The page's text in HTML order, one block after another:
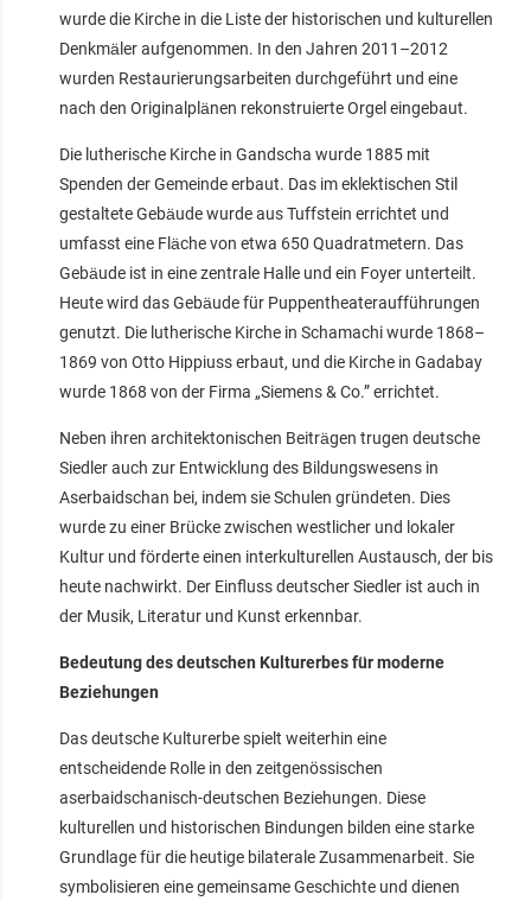
wurde die Kirche in die Liste der historischen und kulturellen
Denkmäler aufgenommen. In den Jahren 2011–2012
wurden Restaurierungsarbeiten durchgeführt und eine
nach den Originalplänen rekonstruierte Orgel eingebaut.
Die lutherische Kirche in Gandscha wurde 1885 mit
Spenden der Gemeinde erbaut. Das im eklektischen Stil
gestaltete Gebäude wurde aus Tuffstein errichtet und
umfasst eine Fläche von etwa 650 Quadratmetern. Das
Gebäude ist in eine zentrale Halle und ein Foyer unterteilt.
Heute wird das Gebäude für Puppentheateraufführungen
genutzt. Die lutherische Kirche in Schamachi wurde 1868–
1869 von Otto Hippiuss erbaut, und die Kirche in Gadabay
wurde 1868 von der Firma „Siemens & Co.” errichtet.
Neben ihren architektonischen Beiträgen trugen deutsche
Siedler auch zur Entwicklung des Bildungswesens in
Aserbaidschan bei, indem sie Schulen gründeten. Dies
wurde zu einer Brücke zwischen westlicher und lokaler
Kultur und förderte einen interkulturellen Austausch, der bis
heute nachwirkt. Der Einfluss deutscher Siedler ist auch in
der Musik, Literatur und Kunst erkennbar.
Bedeutung des deutschen Kulturerbes für moderne
Beziehungen
Das deutsche Kulturerbe spielt weiterhin eine
entscheidende Rolle in den zeitgenössischen
aserbaidschanisch-deutschen Beziehungen. Diese
kulturellen und historischen Bindungen bilden eine starke
Grundlage für die heutige bilaterale Zusammenarbeit. Sie
symbolisieren eine gemeinsame Geschichte und dienen